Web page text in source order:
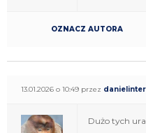
OZNACZ AUTORA
13.01.2026 o 10:49 przez danielinter
Dużo tych